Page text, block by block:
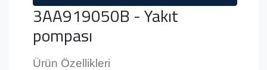
3AA919050B - Yakıt
pompası
Ürün Özellikleri